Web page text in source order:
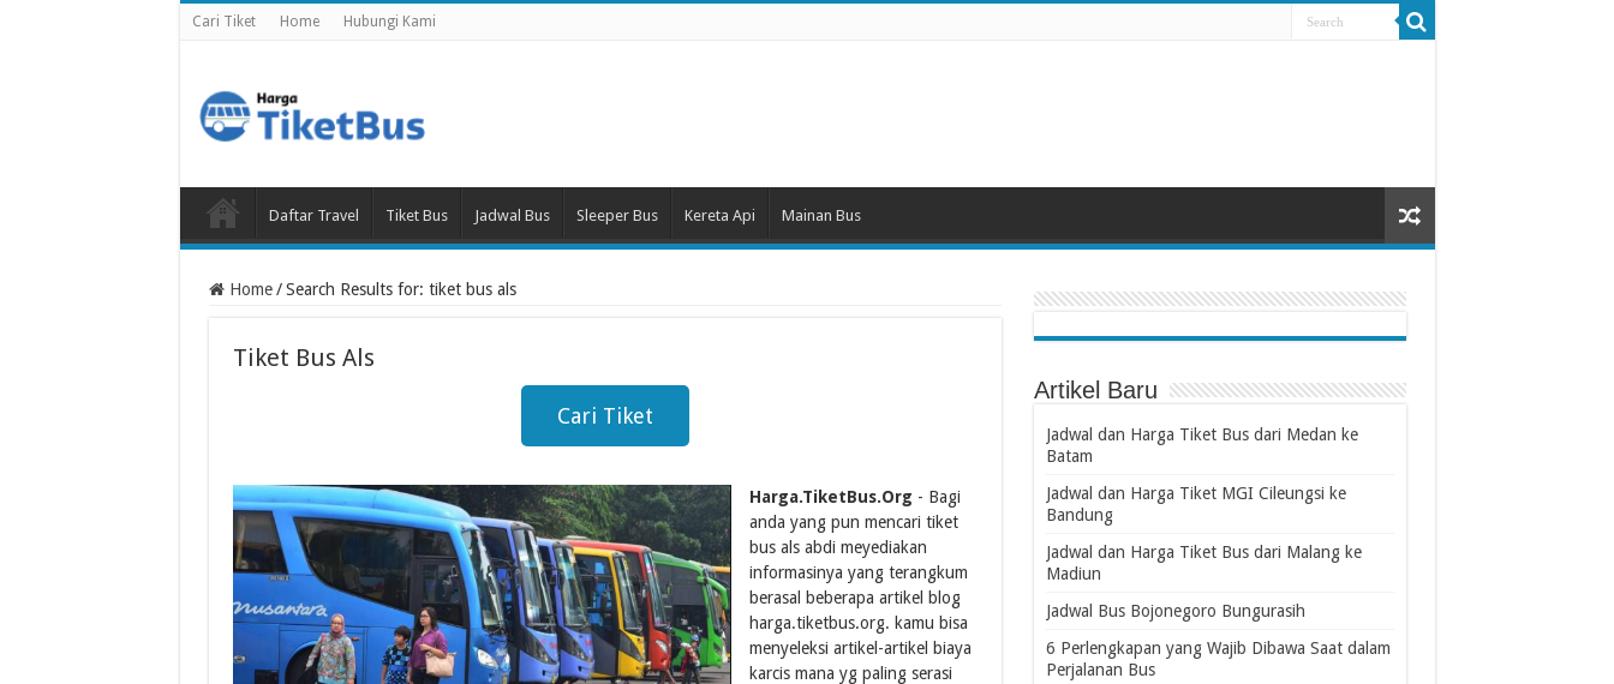
Cari Tiket Home Hubungi Kami
Daftar Travel Tiket Bus Jadwal Bus Sleeper Bus Kereta Api Mainan Bus
Home / Search Results for: tiket bus als
Tiket Bus Als
Cari Tiket
Harga.TiketBus.Org - Bagi
anda yang pun mencari tiket
bus als abdi meyediakan
informasinya yang terangkum
berasal beberapa artikel blog
harga.tiketbus.org. kamu bisa
menyeleksi artikel-artikel biaya
karcis mana yg paling serasi
Artikel Baru
Jadwal dan Harga Tiket Bus dari Medan ke
Batam
Jadwal dan Harga Tiket MGI Cileungsi ke
Bandung
Jadwal dan Harga Tiket Bus dari Malang ke
Madiun
Jadwal Bus Bojonegoro Bungurasih
6 Perlengkapan yang Wajib Dibawa Saat dalam
Perjalanan Bus